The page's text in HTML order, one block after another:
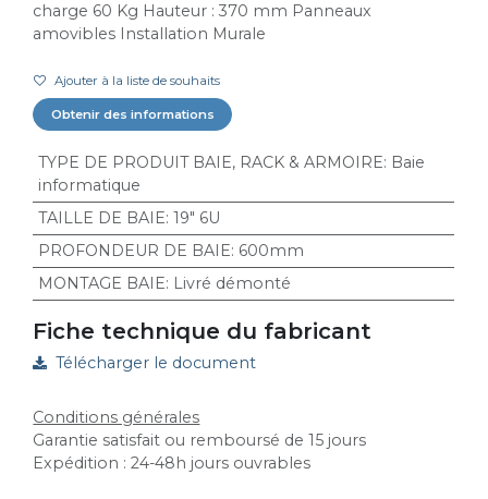
charge 60 Kg Hauteur : 370 mm Panneaux
amovibles Installation Murale
Ajouter à la liste de souhaits
Obtenir des informations
TYPE DE PRODUIT BAIE, RACK & ARMOIRE: Baie
informatique
TAILLE DE BAIE: 19" 6U
PROFONDEUR DE BAIE: 600mm
MONTAGE BAIE: Livré démonté
Fiche technique du fabricant
Télécharger le document
Conditions générales
Garantie satisfait ou remboursé de 15 jours
Expédition : 24-48h jours ouvrables